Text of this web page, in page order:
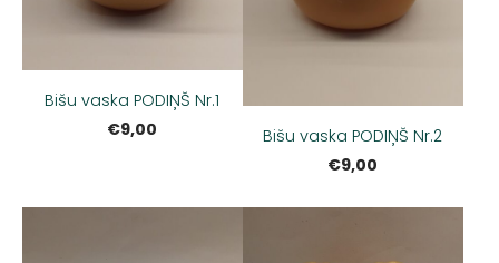
Bišu vaska PODIŅŠ Nr.1
€9,00
Bišu vaska PODIŅŠ Nr.2
€9,00